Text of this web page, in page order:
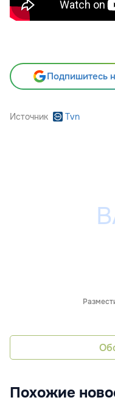
Подпишитесь
Источник Tvn
Похожие